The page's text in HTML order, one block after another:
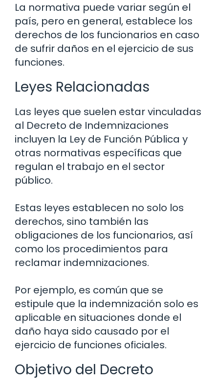
La normativa puede variar según el
país, pero en general, establece los
derechos de los funcionarios en caso
de sufrir daños en el ejercicio de sus
funciones.
Leyes Relacionadas
Las leyes que suelen estar vinculadas
al Decreto de Indemnizaciones
incluyen la Ley de Función Pública y
otras normativas específicas que
regulan el trabajo en el sector
público.
Estas leyes establecen no solo los
derechos, sino también las
obligaciones de los funcionarios, así
como los procedimientos para
reclamar indemnizaciones.
Por ejemplo, es común que se
estipule que la indemnización solo es
aplicable en situaciones donde el
daño haya sido causado por el
ejercicio de funciones oficiales.
Objetivo del Decreto